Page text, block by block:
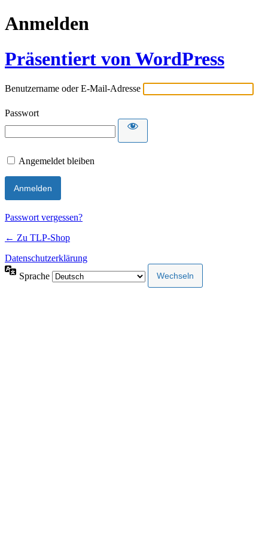
Anmelden
Präsentiert von WordPress
Benutzername oder E-Mail-Adresse
Passwort
Angemeldet bleiben
Passwort vergessen?
← Zu TLP-Shop
Datenschutzerklärung
Sprache